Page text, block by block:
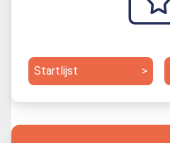
Startlijst >